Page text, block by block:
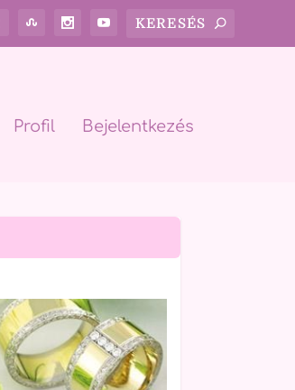
Profil Bejelentkezés